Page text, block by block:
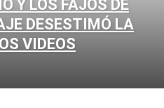
Y LOS FAJOS DE
DESESTIMÓ LA
VIDEOS